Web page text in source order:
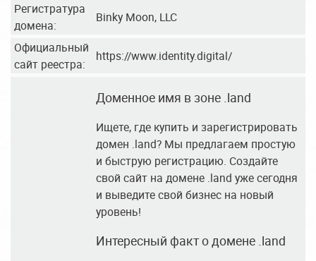
Регистратура
домена:
Binky Moon, LLC
Официальный
сайт реестра:
https://www.identity.digital/
Доменное имя в зоне .land
Ищете, где купить и зарегистрировать
домен .land? Мы предлагаем простую
и быструю регистрацию. Создайте
свой сайт на домене .land уже сегодня
и выведите свой бизнес на новый
уровень!
Интересный факт о домене .land